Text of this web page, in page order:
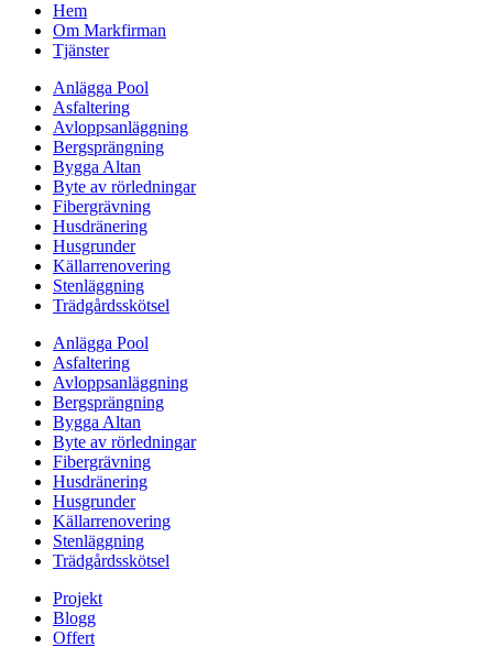
Hem
Om Markfirman
Tjänster
Anlägga Pool
Asfaltering
Avloppsanläggning
Bergsprängning
Bygga Altan
Byte av rörledningar
Fibergrävning
Husdränering
Husgrunder
Källarrenovering
Stenläggning
Trädgårdsskötsel
Anlägga Pool
Asfaltering
Avloppsanläggning
Bergsprängning
Bygga Altan
Byte av rörledningar
Fibergrävning
Husdränering
Husgrunder
Källarrenovering
Stenläggning
Trädgårdsskötsel
Projekt
Blogg
Offert